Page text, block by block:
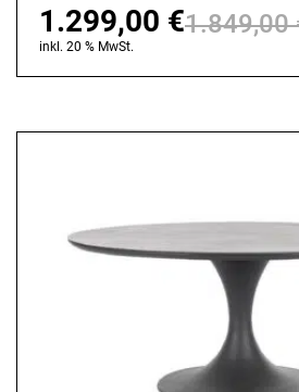
1.849,00
1.299,00 €
inkl. 20 % MwSt.